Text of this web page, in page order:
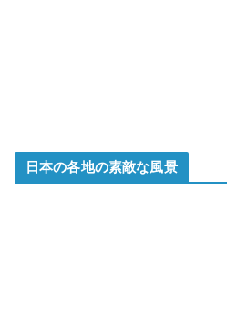
日本の各地の素敵な風景